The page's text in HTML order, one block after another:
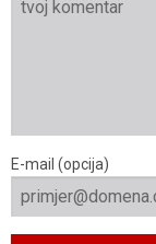
E-mail (opcija)